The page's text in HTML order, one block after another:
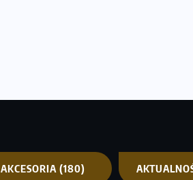
AKCESORIA (180)